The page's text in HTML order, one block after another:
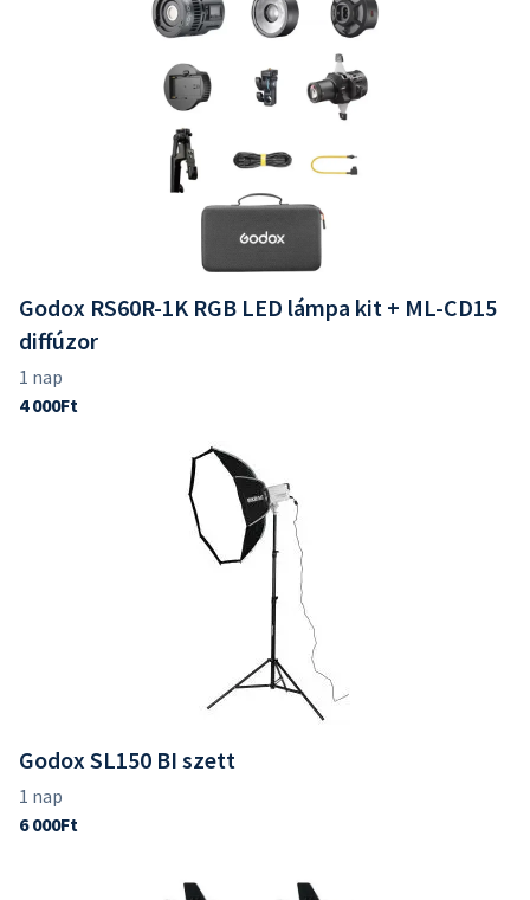
Godox RS60R-1K RGB LED lámpa kit + ML-CD15
diffúzor
Godox SL150 BI szett